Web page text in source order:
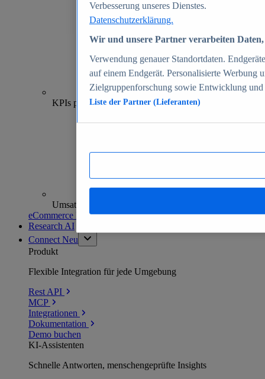
70+
KPIs pro Shop
Umsatzanalysen und -prognosen
eCommerce Insights entdecken
Research AI
Connect Neu
Produkt
Flexible Integration für jede Umgebung
Rest API
MCP
Integrationen
Dokumentation
Demo buchen
KI-Assistenten
Schnelle Antworten, menschengeprüfte Insights
Verbesserung unseres Dienstes.
Datenschutzerklärung.
Wir und unsere Partner verarbeiten
Verwendung genauer Standortdaten.
auf einem Endgerät. Personalisierte Werbung
Zielgruppenforschung sowie Entwicklung
Liste der Partner (Lieferanten)